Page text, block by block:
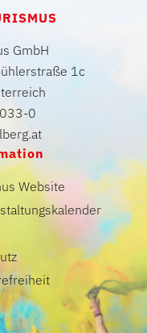
GmbH
1c
0
Website